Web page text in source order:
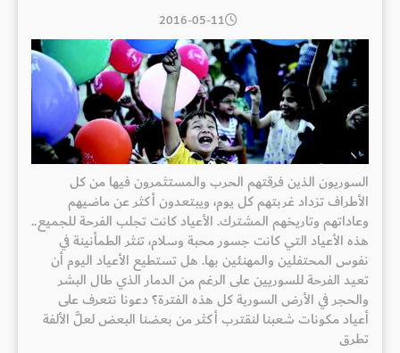
2016-05-11
السوريون الذين فرقتهم الحرب والمستثمرون فيها من كل
الأطراف تزداد غربتهم كل يوم، ويبتعدون أكثر عن ماضيهم
وعاداتهم وتاريخهم المشترك. الأعياد كانت تجلب الفرحة للجميع..
هذه الأعياد التي كانت جسور محبة وسلام، تنثر الطمأنينة في
نفوس المحتفلين والمهنئين بها. هل تستطيع الأعياد اليوم أن
تعيد الفرحة للسوريين على الرغم من الدمار الذي طال البشر
والحجر في الأرض السورية كل هذه الفترة؟ دعونا نتعرف على
أعياد مكونات شعبنا لنقترب أكثر من بعضنا البعض لعلَّ الألفة
تطرق